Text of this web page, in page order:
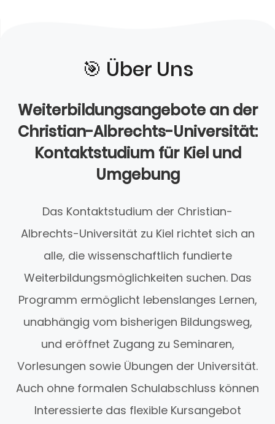
🎯️ Über Uns
Weiterbildungsangebote an der
Christian-Albrechts-Universität:
Kontaktstudium für Kiel und
Umgebung
Das Kontaktstudium der Christian-
Albrechts-Universität zu Kiel richtet sich an
alle, die wissenschaftlich fundierte
Weiterbildungsmöglichkeiten suchen. Das
Programm ermöglicht lebenslanges Lernen,
unabhängig vom bisherigen Bildungsweg,
und eröffnet Zugang zu Seminaren,
Vorlesungen sowie Übungen der Universität.
Auch ohne formalen Schulabschluss können
Interessierte das flexible Kursangebot